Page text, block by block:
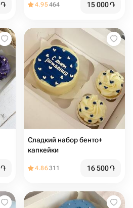
֏ 4.95464 15 000֏
֏
Сладкий набор бенто+
капкейки
4.86311 16 500֏